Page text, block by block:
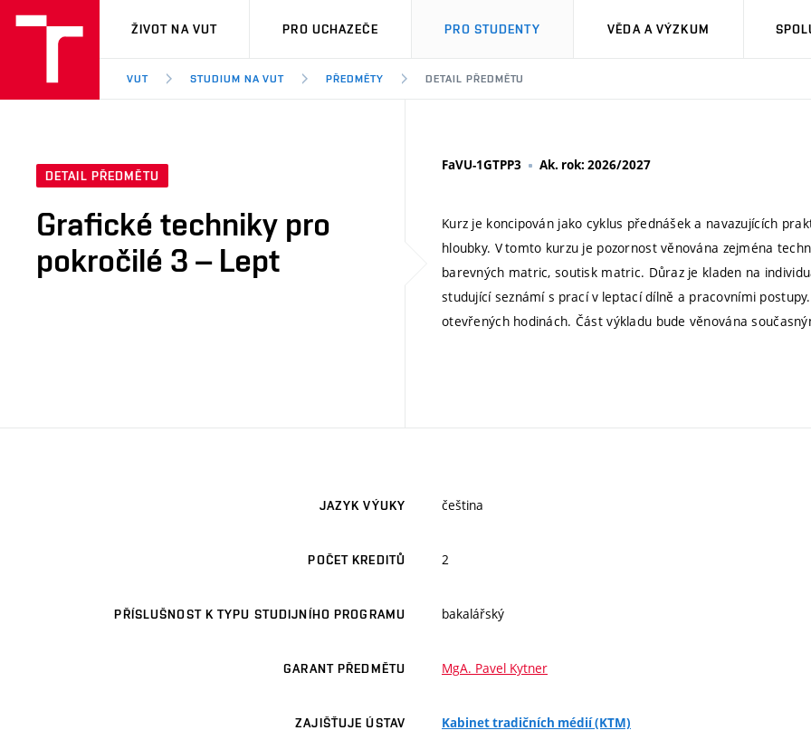
VUT
ŽIVOT NA VUT PRO UCHAZEČE PRO STUDENTY VĚDA A VÝZKUM
VUT STUDIUM NA VUT PŘEDMĚTY DETAIL PŘEDMĚTU
DETAIL PŘEDMĚTU
Grafické techniky pro
pokročilé 3 – Lept
FaVU-1GTPP3 Ak. rok: 2026/2027
Kurz je koncipován jako cyklus přednášek a navazujících
hloubky. V tomto kurzu je pozornost věnována zejména
barevných matric, soutisk matric. Důraz je kladen na
studující seznámí s prací v leptací dílně a pracovními
otevřených hodinách. Část výkladu bude věnována
JAZYK VÝUKY čeština
POČET KREDITŮ 2
PŘÍSLUŠNOST K TYPU STUDIJNÍHO PROGRAMU bakalářský
GARANT PŘEDMĚTU MgA. Pavel Kytner
ZAJIŠŤUJE ÚSTAV Kabinet tradičních médií (KTM)